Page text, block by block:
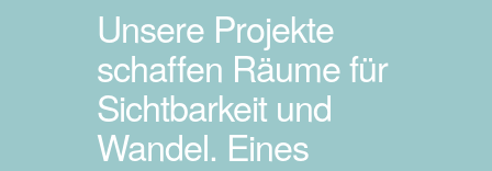
Unsere Projekte
schaffen Räume für
Sichtbarkeit und
Wandel. Eines